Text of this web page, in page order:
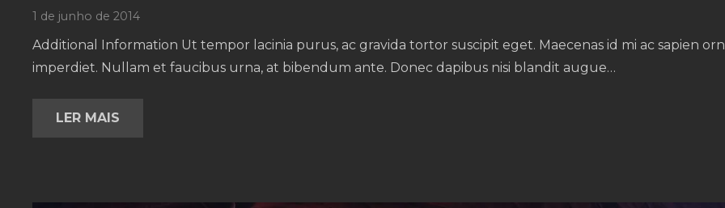
1 de junho de 2014
Additional Information Ut tempor lacinia purus, ac gravida tortor suscipit eget. Maecenas id mi ac sapien
imperdiet. Nullam et faucibus urna, at bibendum ante. Donec dapibus nisi blandit augue…
LER MAIS